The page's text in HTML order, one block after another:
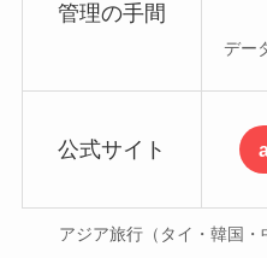
管理の手間
デー
公式サイト
アジア旅行（タイ・韓国